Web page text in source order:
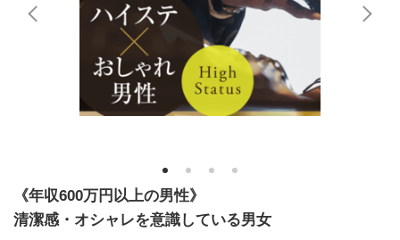
1 2 3 4
《年収600万円以上の男性》
清潔感・オシャレを意識している男女